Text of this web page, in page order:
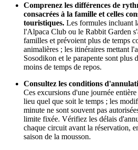
Comprenez les différences de
consacrées à la famille et celles
touristiques. Les formules incluant
l'Alpaca Club ou le Rabbit Garden
familles et prévoient plus de temps
animalières ; les itinéraires mettant
Sosodikon et le parapente sont plus
moins de temps de repos.
Consultez les conditions
Ces excursions d'une journée
lieu quel que soit le temps ; les
minute ne sont souvent pas
limite fixée. Vérifiez les délais
chaque circuit avant la réservation,
saison de la mousson.